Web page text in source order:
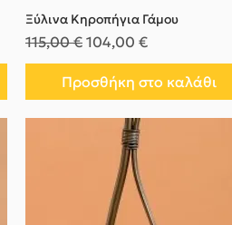
Ξύλινα Κηροπήγια Γάμου
Κανονική τιμή
115,00 € Τιμή Έκπτωσης
104,00 €
Προσθήκη στο καλάθι